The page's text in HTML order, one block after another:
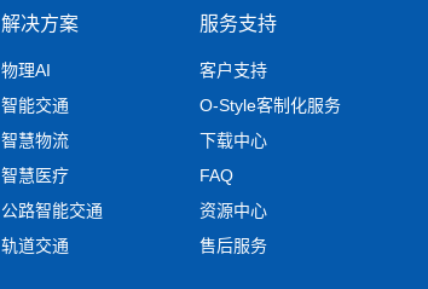
解决方案
物理AI
智能交通
智慧物流
智慧医疗
公路智能交通
轨道交通
服务支持
客户支持
O-Style客制化服务
下载中心
FAQ
资源中心
售后服务